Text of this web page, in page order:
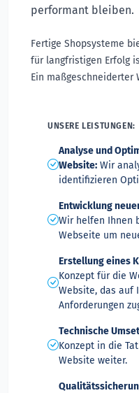
performant bleiben.
Fertige Shopsysteme
für langfristigen Erfolg
Ein maßgeschneiderter
UNSERE LEISTUNGEN:
Analyse und
Website: Wir
identifizieren
Entwicklung
Wir helfen Ihnen
Webseite um
Erstellung eines
Konzept für die
Website, das auf
Anforderungen
Technische
Konzept in die
Website weiter.